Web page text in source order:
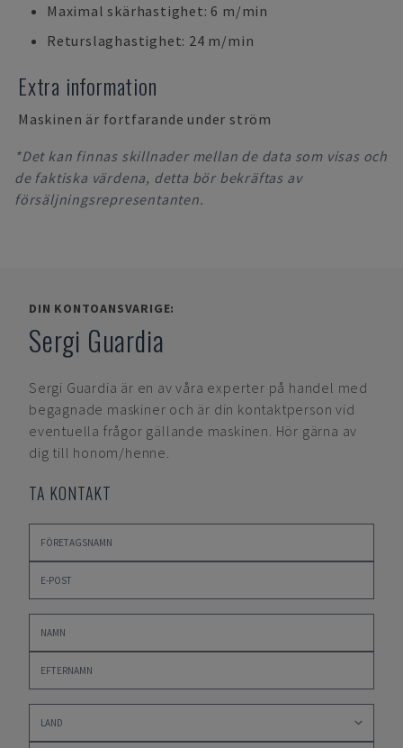
Maximal skärhastighet: 6 m/min
Returslaghastighet: 24 m/min
Extra information
Maskinen är fortfarande under ström
*Det kan finnas skillnader mellan de data som visas och
de faktiska värdena, detta bör bekräftas av
försäljningsrepresentanten.
DIN KONTOANSVARIGE:
Sergi Guardia
Sergi Guardia är en av våra experter på handel med
begagnade maskiner och är din kontaktperson vid
eventuella frågor gällande maskinen. Hör gärna av
dig till honom/henne.
TA KONTAKT